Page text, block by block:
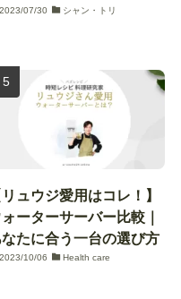
2023/07/30 シャン・トリ
リュウジ愛用はコレ！】
ォーターサーバー比較｜
たに合う一台の選び方
2023/10/06 Health care